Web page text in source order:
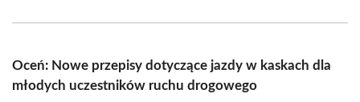
Oceń: Nowe przepisy dotyczące jazdy w kaskach dla
młodych uczestników ruchu drogowego